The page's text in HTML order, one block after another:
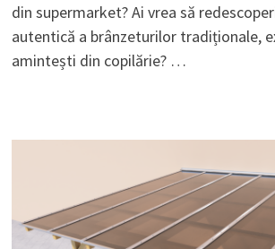
din supermarket? Ai vrea să
autentică a brânzeturilor tradiționale,
amintești din copilărie? …